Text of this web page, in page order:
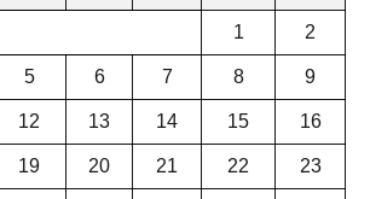
1 2
5 6 7 8 9
12 13 14 15 16
19 20 21 22 23